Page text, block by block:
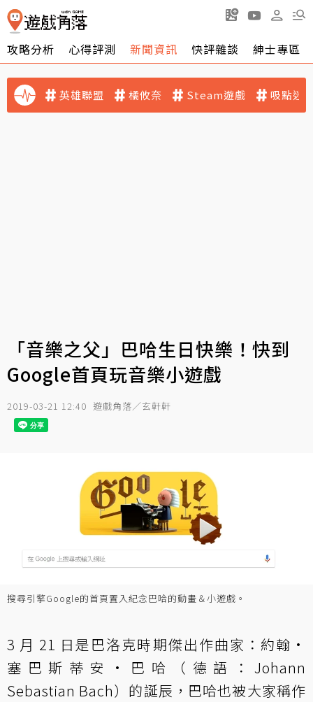
攻略分析 心得評測 新聞資訊 快評雜談 紳士專區
英雄聯盟 橘攸奈 Steam遊戲 吸點迷
「音樂之父」巴哈生日快樂！快到
Google首頁玩音樂小遊戲
2019-03-21 12:40 遊戲角落／玄軒軒
搜尋引擎Google的首頁置入紀念巴哈的動畫＆小遊戲。
3 月 21 日是巴洛克時期傑出作曲家：約翰·
塞巴斯蒂安·巴哈（德語：Johann
Sebastian Bach）的誕辰，巴哈也被大家稱作